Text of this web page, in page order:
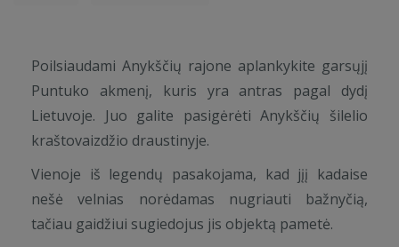
Poilsiaudami Anykščių rajone aplankykite garsųjį
Puntuko akmenį, kuris yra antras pagal dydį
Lietuvoje. Juo galite pasigėrėti Anykščių šilelio
kraštovaizdžio draustinyje.
Vienoje iš legendų pasakojama, kad jįį kadaise
nešė velnias norėdamas nugriauti bažnyčią,
tačiau gaidžiui sugiedojus jis objektą pametė.